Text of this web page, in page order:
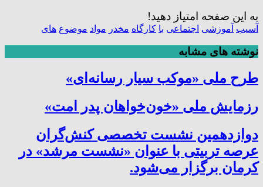
به این صفحه امتیاز دهید!
آسیب آموزشی اجتماعی با کارگاه مخدر مواد موضوع های
نوشته های مشابه
طرح ملی «موکب سیار رسانه‌ای»
رزمایش ملی «خون‌خواهان پدر امت»
دوازدهمین نشست تخصصی کنش‌گران
عرصه تربیتی با عنوان «نشست مرشد» در
کرمان برگزار می‌شود.